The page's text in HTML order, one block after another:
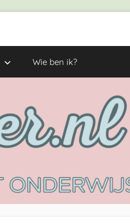
Wie ben ik?